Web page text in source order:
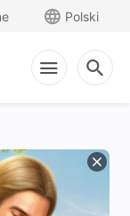
Polski